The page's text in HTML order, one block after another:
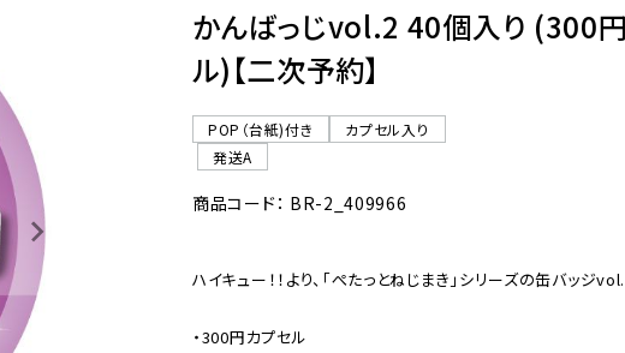
かんばっじvol.2 40個入り (300
ル)【二次予約】
POP（台紙)付き
カプセル入り
発送A
商品コード： BR-2_409966
ハイキュー！！より、「ぺたっとねじまき」シリーズの缶バッジ
・300円カプセル